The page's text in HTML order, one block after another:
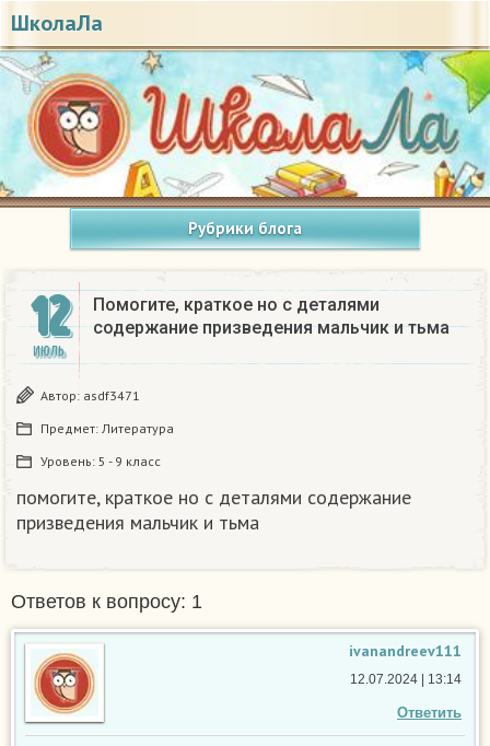
ШколаЛа
Рубрики блога
12
ИЮЛЬ
Помогите, краткое но с деталями
содержание призведения мальчик и тьма
Автор: asdf3471
Предмет: Литература
Уровень: 5 - 9 класс
помогите, краткое но с деталями содержание
призведения мальчик и тьма
Ответов к вопросу: 1
ivanandreev111
Ответить
12.07.2024 | 13:14